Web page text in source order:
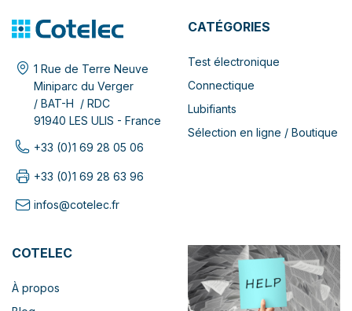
1 Rue de Terre Neuve
Miniparc du Verger
/ BAT-H / RDC
91940 LES ULIS - France
+33 (0)1 69 28 05 06
+33 (0)1 69 28 63 96
infos@cotelec.fr
CATÉGORIES
Test électronique
Connectique
Lubifiants
Sélection en ligne / Boutique
COTELEC
À propos